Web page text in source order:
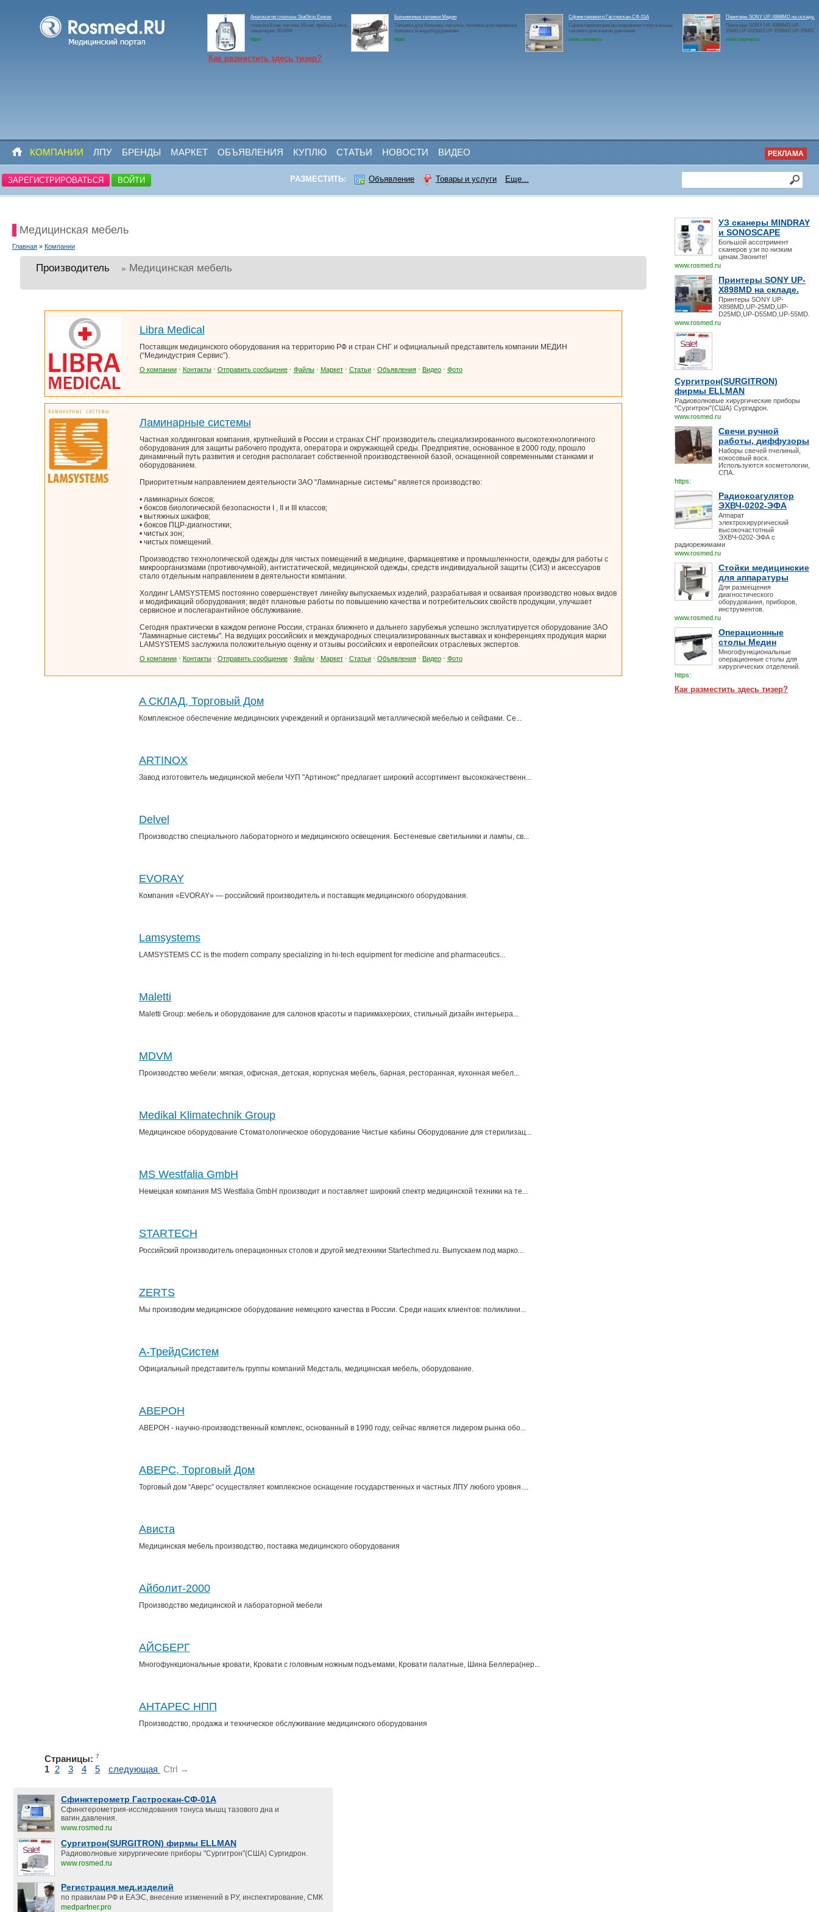
Анализатор глюкозы StatStrip Expres
глюкоза 6 сек, кетоны 10 сек, проба 1.2 мкл,
гематокрит 20-65%
https:
Больничные тележки Медин
Тележки для больниц: каталки, тележки для перевозки
больных и медоборудования.
https:
Сфинктерометр Гастроскан-СФ-01А
Сфинктерометрия-исследования тонуса мышц
тазового дна и вагин.давления.
www.rosmed.ru
Принтеры SONY UP-X898MD на складе.
Принтеры SONY UP-X898MD,UP-
25MD,UP-D25MD,UP-D55MD,UP-55MD.
www.rosmed.ru
Как разместить здесь тизер?
КОМПАНИИ ЛПУ БРЕНДЫ МАРКЕТ ОБЪЯВЛЕНИЯ КУПЛЮ СТАТЬИ НОВОСТИ ВИДЕО РЕКЛАМА
ЗАРЕГИСТРИРОВАТЬСЯ ВОЙТИ РАЗМЕСТИТЬ: Объявление Товары и услуги Еще...
УЗ сканеры MINDRAY
и SONOSCAPE
Большой ассотримент
сканеров узи по низким
ценам.Звоните!
www.rosmed.ru
Принтеры SONY UP-
X898MD на складе.
Принтеры SONY UP-
X898MD,UP-25MD,UP-
D25MD,UP-D55MD,UP-55MD.
www.rosmed.ru
Сургитрон(SURGITRON)
фирмы ELLMAN
Радиоволновые хирургические приборы
"Сургитрон"(США) Сургидрон.
www.rosmed.ru
Свечи ручной
работы, диффузоры
Наборы свечей пчелиный,
кокосовый воск.
Используются косметологии,
СПА.
https:
Радиокоагулятор
ЭХВЧ-0202-ЭФА
Аппарат
электрохирургический
высокочастотный
ЭХВЧ-0202-ЭФА с
радиорежимами
www.rosmed.ru
Стойки медицинские
для аппаратуры
Для размещения
диагностического
оборудования, приборов,
инструментов.
www.rosmed.ru
Операционные
столы Медин
Многофункциональные
операционные столы для
хирургических отделений.
https:
Как разместить здесь тизер?
Медицинская мебель
Главная » Компании
Производитель » Медицинская мебель
Libra Medical
Поставщик медицинского оборудования на территорию РФ и стран СНГ и официальный представитель компании МЕДИН
(“Мединдустрия Сервис”).
О компании⋅ Контакты⋅ Отправить сообщение⋅ Файлы⋅ Маркет⋅ Статьи⋅ Объявления⋅ Видео⋅ Фото
Ламинарные системы
Частная холдинговая компания, крупнейший в России и странах СНГ производитель специализированного высокотехнологичного
оборудования для защиты рабочего продукта, оператора и окружающей среды. Предприятие, основанное в 2000 году, прошло
динамичный путь развития и сегодня располагает собственной производственной базой, оснащенной современными станками и
оборудованием.
Приоритетным направлением деятельности ЗАО "Ламинарные системы" является производство:
• ламинарных боксов;
• боксов биологической безопасности I , II и III классов;
• вытяжных шкафов;
• боксов ПЦР-диагностики;
• чистых зон;
• чистых помещений.
Производство технологической одежды для чистых помещений в медицине, фармацевтике и промышленности, одежды для работы с
микроорганизмами (противочумной), антистатической, медицинской одежды, средств индивидуальной защиты (СИЗ) и аксессуаров
стало отдельным направлением в деятельности компании.
Холдинг LAMSYSTEMS постоянно совершенствует линейку выпускаемых изделий, разрабатывая и осваивая производство новых видов
и модификаций оборудования; ведёт плановые работы по повышению качества и потребительских свойств продукции, улучшает
сервисное и послегарантийное обслуживание.
Сегодня практически в каждом регионе России, странах ближнего и дальнего зарубежья успешно эксплуатируется оборудование ЗАО
"Ламинарные системы". На ведущих российских и международных специализированных выставках и конференциях продукция марки
LAMSYSTEMS заслужила положительную оценку и отзывы российских и европейских отраслевых экспертов.
О компании⋅ Контакты⋅ Отправить сообщение⋅ Файлы⋅ Маркет⋅ Статьи⋅ Объявления⋅ Видео⋅ Фото
A СКЛАД, Торговый Дом
Комплексное обеспечение медицинских учреждений и организаций металлической мебелью и сейфами. Се...
ARTINOX
Завод изготовитель медицинской мебели ЧУП "Артинокс" предлагает широкий ассортимент высококачественн...
Delvel
Производство специального лабораторного и медицинского освещения. Бестеневые светильники и лампы, св...
EVORAY
Компания «EVORAY» — российский производитель и поставщик медицинского оборудования.
Lamsystems
LAMSYSTEMS CC is the modern company specializing in hi-tech equipment for medicine and pharmaceutics...
Maletti
Maletti Group: мебель и оборудование для салонов красоты и парикмахерских, стильный дизайн интерьера...
MDVM
Производство мебели: мягкая, офисная, детская, корпусная мебель, барная, ресторанная, кухонная мебел...
Medikal Klimatechnik Group
Медицинское оборудование Стоматологическое оборудование Чистые кабины Оборудование для стерилизац...
MS Westfalia GmbH
Немецкая компания MS Westfalia GmbH производит и поставляет широкий спектр медицинской техники на те...
STARTECH
Российский производитель операционных столов и другой медтехники Startechmed.ru. Выпускаем под марко...
ZERTS
Мы производим медицинское оборудование немецкого качества в России. Среди наших клиентов: поликлини...
А-ТрейдСистем
Официальный представитель группы компаний Медсталь, медицинская мебель, оборудование.
АВЕРОН
АВЕРОН - научно-производственный комплекс, основанный в 1990 году, сейчас является лидером рынка обо...
АВЕРС, Торговый Дом
Торговый дом “Аверс” осуществляет комплексное оснащение государственных и частных ЛПУ любого уровня....
Ависта
Медицинская мебель производство, поставка медицинского оборудования
Айболит-2000
Производство медицинской и лабораторной мебели
АЙСБЕРГ
Многофункциональные кровати, Кровати с головным ножным подъемами, Кровати палатные, Шина Беллера(нер...
АНТАРЕС НПП
Производство, продажа и техническое обслуживание медицинского оборудования
Страницы: 7
1 2 3 4 5 следующая Ctrl →
Сфинктерометр Гастроскан-СФ-01А
Сфинктерометрия-исследования тонуса мышц тазового дна и
вагин.давления.
www.rosmed.ru
Сургитрон(SURGITRON) фирмы ELLMAN
Радиоволновые хирургические приборы "Сургитрон"(США) Сургидрон.
www.rosmed.ru
Регистрация мед.изделий
по правилам РФ и ЕАЭС, внесение изменений в РУ, инспектирование, СМК
medpartner.pro